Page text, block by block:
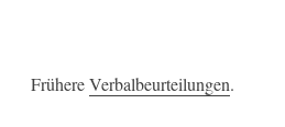
FrühereVerbalbeurteilungen.